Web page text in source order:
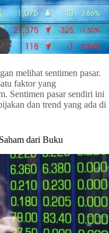
melihat sentimen pasar.
faktor yang
Sentimen pasar sendiri ini
dan trend yang ada di
dari Buku